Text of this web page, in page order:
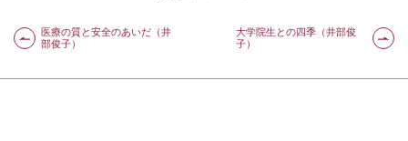
医療の質と安全のあいだ（井
部俊子）
大学院生との四季（井部俊
子）